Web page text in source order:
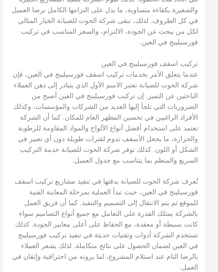
والصغيرة بكفاءة متساوية، ما يدل على التزامها الكامل برضا العميل
في كل الظروف. لذلك، تبقى شركة الحوت للصيانة الخيار المثالي
لكل من يبحث عن الجودة، الالتزام، والسعر المناسب في تركيب
فورسيلينج في العين.
تركيب اسقف فورسيلينج في العين
عندما يتعلق الأمر بخدمات تركيب اسقف فورسيلينج في العين، فإن
شركة الحوت للصيانة تعتبر الاسم الأول الذي يتبادر إلى ذهن العملاء
الباحثين عن التميز. إن تركيب فورسيلينج في العين أصبح من
الضروريات التي تلجأ إليها العديد من الشركات والمؤسسات، وكذلك
الأفراد الراغبين في تحسين المظهر العام للمكان. كما أن الشركة
تعتمد على استخدام أفضل أنواع الألواح والمواد المقاومة للرطوبة
والحرارة، ما يجعل الأسقف تدوم لفترات طويلة دون أي تغيير في
الشكل أو اللون. كذلك توفر شركة الحوت للصيانة خدمة التركيب
السريع والمنظم بما يتناسب مع جدول العميل.
تُعرف شركة الحوت للصيانة بدقتها في تنفيذ مشاريع تركيب اسقف
فورسيلينج في العين، حيث تبدأ العملية بمرحلة المعاينة الفنية
للموقع ثم يتم الانتقال إلى التصميم والتنفيذ. كما أن فريق العمل
بالشركة يمتلك القدرة على التعامل مع جميع أنواع التصاميم سواء
كانت بسيطة أو معقدة، مع الحفاظ على أعلى معايير الجودة. كذلك
تستخدم الشركة أدوات وتقنيات حديثة في تنفيذ تركيب فورسيلينج
في العين لضمان الحصول على نتائج متكاملة. لذلك يشعر العملاء
بالرضا التام عند استلام المشروع، لما يرونه من احترافية وإتقان في
العمل.